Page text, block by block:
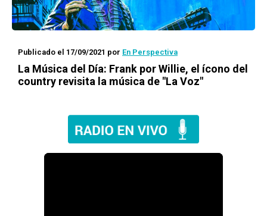
Publicado el 17/09/2021 por En Perspectiva
La Música del Día: Frank por Willie, el ícono del
country revisita la música de "La Voz"